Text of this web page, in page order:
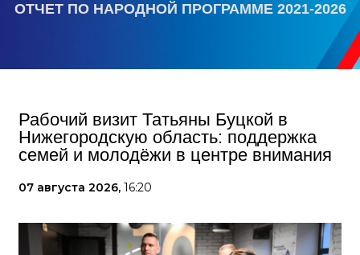
ОТЧЕТ ПО НАРОДНОЙ ПРОГРАММЕ 2021-2026
Рабочий визит Татьяны Буцкой в
Нижегородскую область: поддержка
семей и молодёжи в центре внимания
07 августа 2026, 16:20